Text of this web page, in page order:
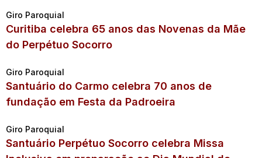
Giro Paroquial
Curitiba celebra 65 anos das Novenas da Mãe
do Perpétuo Socorro
Giro Paroquial
Santuário do Carmo celebra 70 anos de
fundação em Festa da Padroeira
Giro Paroquial
Santuário Perpétuo Socorro celebra Missa